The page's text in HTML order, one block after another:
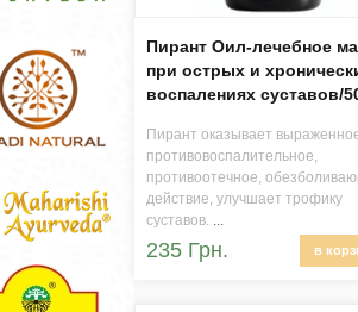
Пирант Оил-лечебное
при острых и
воспалениях суставов/
Пирант оказывает
противовоспалительное,
противоотечное,
действие, улучшает трофику
суставов. ...
235 Грн. в